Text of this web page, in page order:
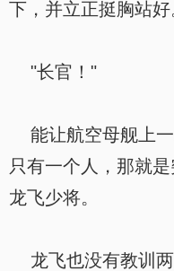
下，并立正挺胸站好
"长官！"
能让航空母舰上一
只有一个人，那就
龙飞少将。
龙飞也没有教训两